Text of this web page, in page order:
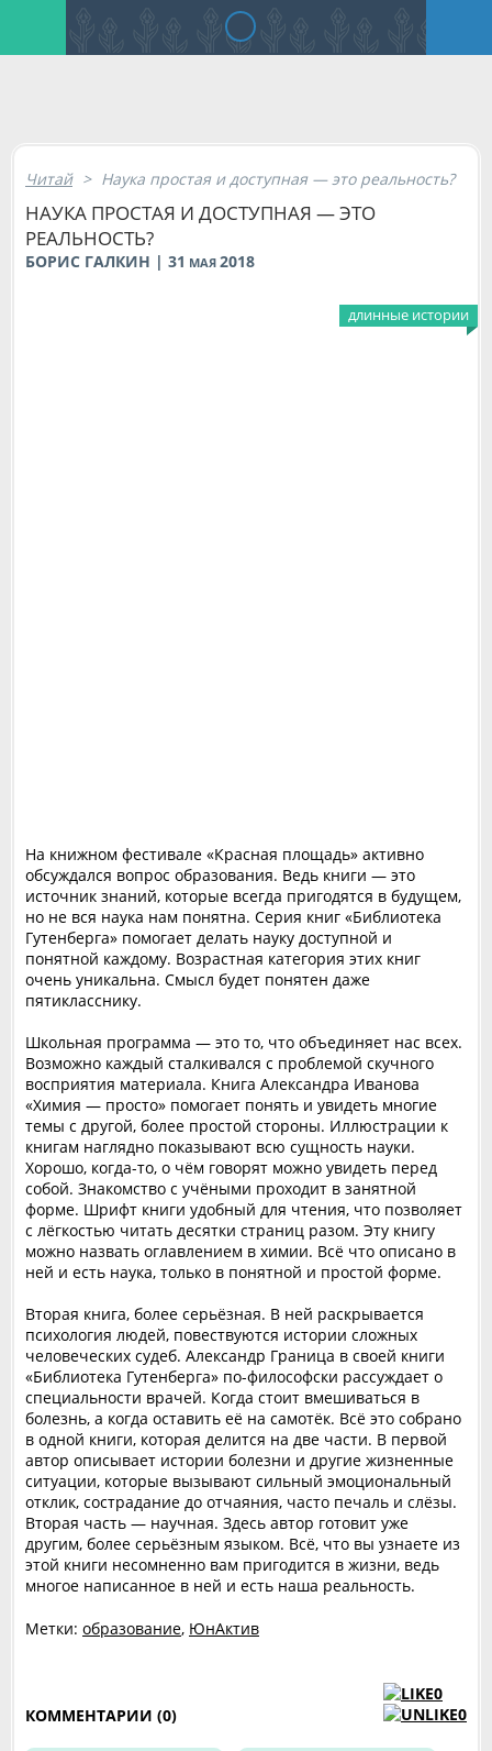
Читай > Наука простая и доступная — это реальность?
НАУКА ПРОСТАЯ И ДОСТУПНАЯ — ЭТО
РЕАЛЬНОСТЬ?
БОРИС ГАЛКИН | 31 МАЯ 2018
длинные истории
На книжном фестивале «Красная площадь» активно
обсуждался вопрос образования. Ведь книги — это
источник знаний, которые всегда пригодятся в будущем,
но не вся наука нам понятна. Серия книг «Библиотека
Гутенберга» помогает делать науку доступной и
понятной каждому. Возрастная категория этих книг
очень уникальна. Смысл будет понятен даже
пятикласснику.
Школьная программа — это то, что объединяет нас всех.
Возможно каждый сталкивался с проблемой скучного
восприятия материала. Книга Александра Иванова
«Химия — просто» помогает понять и увидеть многие
темы с другой, более простой стороны. Иллюстрации к
книгам наглядно показывают всю сущность науки.
Хорошо, когда-то, о чём говорят можно увидеть перед
собой. Знакомство с учёными проходит в занятной
форме. Шрифт книги удобный для чтения, что позволяет
с лёгкостью читать десятки страниц разом. Эту книгу
можно назвать оглавлением в химии. Всё что описано в
ней и есть наука, только в понятной и простой форме.
Вторая книга, более серьёзная. В ней раскрывается
психология людей, повествуются истории сложных
человеческих судеб. Александр Граница в своей книги
«Библиотека Гутенберга» по-философски рассуждает о
специальности врачей. Когда стоит вмешиваться в
болезнь, а когда оставить её на самотёк. Всё это собрано
в одной книги, которая делится на две части. В первой
автор описывает истории болезни и другие жизненные
ситуации, которые вызывают сильный эмоциональный
отклик, сострадание до отчаяния, часто печаль и слёзы.
Вторая часть — научная. Здесь автор готовит уже
другим, более серьёзным языком. Всё, что вы узнаете из
этой книги несомненно вам пригодится в жизни, ведь
многое написанное в ней и есть наша реальность.
Метки: образование, ЮнАктив
0
0
КОММЕНТАРИИ (0)